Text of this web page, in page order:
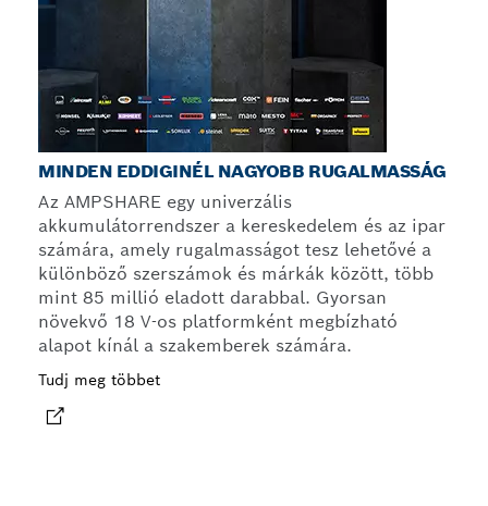
MINDEN EDDIGINÉL NAGYOBB RUGALMASSÁG
Az AMPSHARE egy univerzális
akkumulátorrendszer a kereskedelem és az ipar
számára, amely rugalmasságot tesz lehetővé a
különböző szerszámok és márkák között, több
mint 85 millió eladott darabbal. Gyorsan
növekvő 18 V-os platformként megbízható
alapot kínál a szakemberek számára.
Tudj meg többet